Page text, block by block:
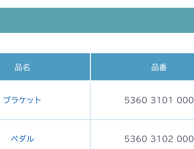
品名 品番
ブラケット 5360 3101 000
ペダル 5360 3102 000